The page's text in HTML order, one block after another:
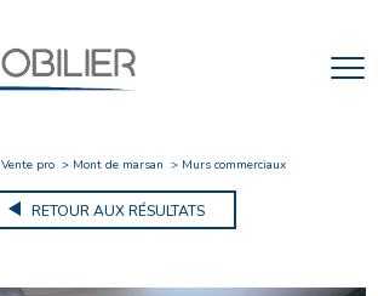
Vente pro Mont de marsan Murs commerciaux
RETOUR AUX RÉSULTATS